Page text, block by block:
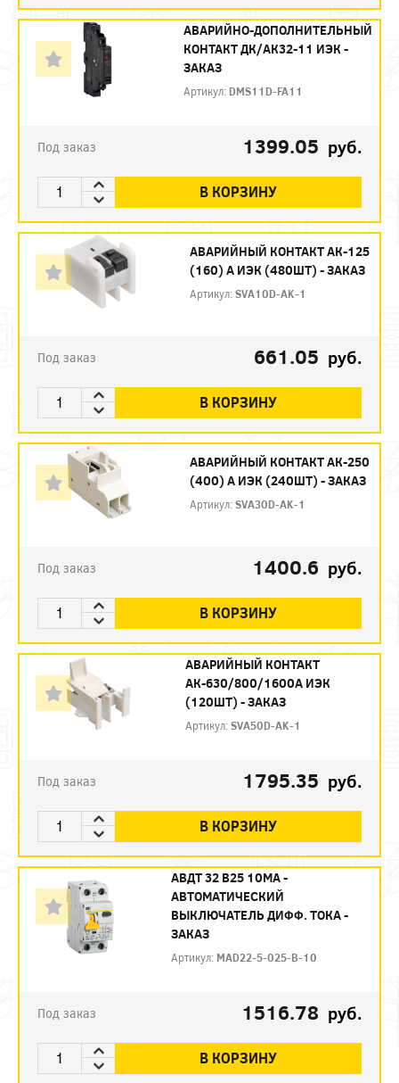
АВАРИЙНО-ДОПОЛНИТЕЛЬНЫЙ
КОНТАКТ ДК/АК32-11 ИЭК -
ЗАКАЗ
Артикул:DMS11D-FA11
Под заказ 1399.05 руб.
В КОРЗИНУ
АВАРИЙНЫЙ КОНТАКТ АК-125
(160) А ИЭК (480ШТ) - ЗАКАЗ
Артикул:SVA10D-AK-1
Под заказ 661.05 руб.
В КОРЗИНУ
АВАРИЙНЫЙ КОНТАКТ АК-250
(400) А ИЭК (240ШТ) - ЗАКАЗ
Артикул:SVA30D-AK-1
Под заказ 1400.6 руб.
В КОРЗИНУ
АВАРИЙНЫЙ КОНТАКТ
АК-630/800/1600А ИЭК
(120ШТ) - ЗАКАЗ
Артикул:SVA50D-AK-1
Под заказ 1795.35 руб.
В КОРЗИНУ
АВДТ 32 B25 10МА -
АВТОМАТИЧЕСКИЙ
ВЫКЛЮЧАТЕЛЬ ДИФФ. ТОКА -
ЗАКАЗ
Артикул: MAD22-5-025-B-10
Под заказ 1516.78 руб.
В КОРЗИНУ